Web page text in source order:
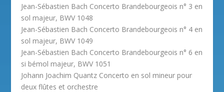
Jean-Sébastien Bach Concerto Brandebourgeois n° 3 en
sol majeur, BWV 1048
Jean-Sébastien Bach Concerto Brandebourgeois n° 4 en
sol majeur, BWV 1049
Jean-Sébastien Bach Concerto Brandebourgeois n° 6 en
si bémol majeur, BWV 1051
Johann Joachim Quantz Concerto en sol mineur pour
deux flûtes et orchestre